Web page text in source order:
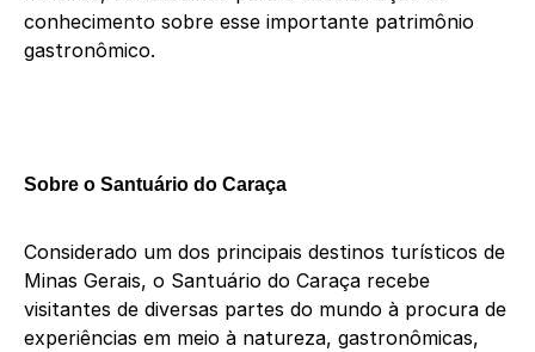
conhecimento sobre esse importante patrimônio
gastronômico.
Sobre o Santuário do Caraça
Considerado um dos principais destinos turísticos de
Minas Gerais, o Santuário do Caraça recebe
visitantes de diversas partes do mundo à procura de
experiências em meio à natureza, gastronômicas,